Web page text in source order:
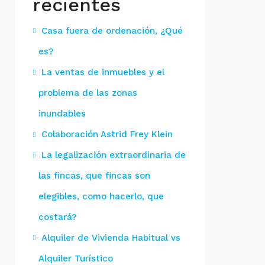
recientes
Casa fuera de ordenación, ¿Qué
es?
La ventas de inmuebles y el
problema de las zonas
inundables
Colaboración Astrid Frey Klein
La legalización extraordinaria de
las fincas, que fincas son
elegibles, como hacerlo, que
costará?
Alquiler de Vivienda Habitual vs
Alquiler Turístico